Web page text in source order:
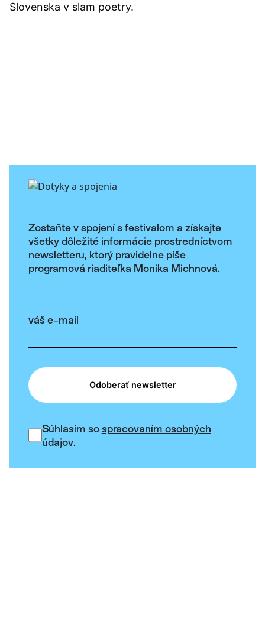
Slovenska v slam poetry.
Zostaňte v spojení s festivalom a získajte
všetky dôležité informácie prostredníctvom
newsletteru, ktorý pravidelne píše
programová riaditeľka Monika Michnová.
váš e-mail
Odoberať newsletter
Súhlasím sospracovaním osobných
údajov.